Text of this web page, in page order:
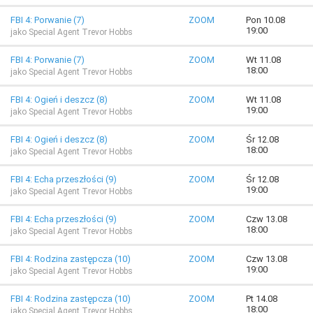
FBI 4: Porwanie (7)
jako Special Agent Trevor Hobbs
ZOOM
Pon 10.08
19:00
FBI 4: Porwanie (7)
jako Special Agent Trevor Hobbs
ZOOM
Wt 11.08
18:00
FBI 4: Ogień i deszcz (8)
jako Special Agent Trevor Hobbs
ZOOM
Wt 11.08
19:00
FBI 4: Ogień i deszcz (8)
jako Special Agent Trevor Hobbs
ZOOM
Śr 12.08
18:00
FBI 4: Echa przeszłości (9)
jako Special Agent Trevor Hobbs
ZOOM
Śr 12.08
19:00
FBI 4: Echa przeszłości (9)
jako Special Agent Trevor Hobbs
ZOOM
Czw 13.08
18:00
FBI 4: Rodzina zastępcza (10)
jako Special Agent Trevor Hobbs
ZOOM
Czw 13.08
19:00
FBI 4: Rodzina zastępcza (10)
jako Special Agent Trevor Hobbs
ZOOM
Pt 14.08
18:00